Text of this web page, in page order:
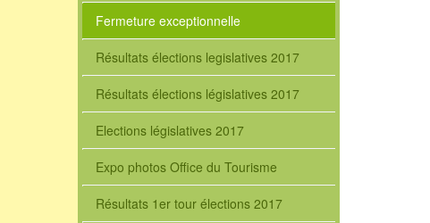
Fermeture exceptionnelle
Résultats élections legislatives 2017
Résultats élections législatives 2017
Elections législatives 2017
Expo photos Office du Tourisme
Résultats 1er tour élections 2017